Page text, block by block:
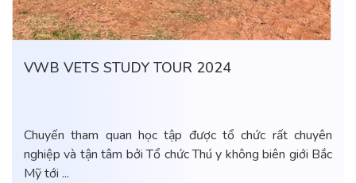
VWB VETS STUDY TOUR 2024
Chuyến tham quan học tập được tổ chức rất chuyên
nghiệp và tận tâm bởi Tổ chức Thú y không biên giới Bắc
Mỹ tới ...